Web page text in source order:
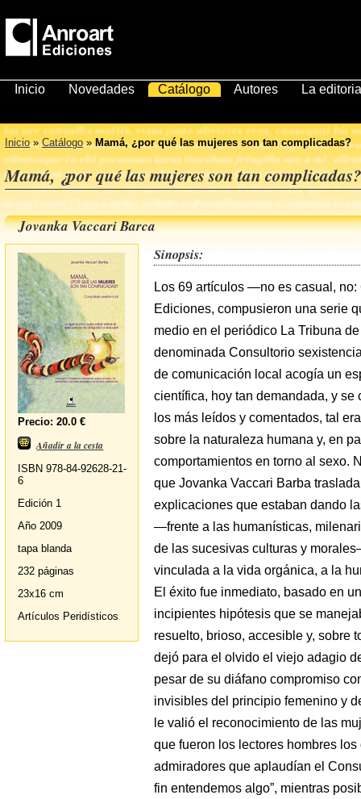
Inicio Novedades Catálogo Autores La
Inicio»Catálogo»Mamá, ¿por qué las mujeres son tan complicadas?
Mamá, ¿por qué las mujeres son tan complicadas?
Jovanka Vaccari Barca
Precio: 20.0 €
Añadir a la cesta
ISBN 978-84-92628-21-
6
Edición 1
Año 2009
tapa blanda
232 páginas
23x16 cm
Artículos Peridísticos
Sinopsis:
Los 69 artículos —no es casual,
Ediciones, compusieron una serie
medio en el periódico La Tribuna
denominada Consultorio
de comunicación local acogía un
científica, hoy tan demandada, y
los más leídos y comentados, tal
sobre la naturaleza humana y, en
comportamientos en torno al sexo.
que Jovanka Vaccari Barba
explicaciones que estaban dando
—frente a las humanísticas,
de las sucesivas culturas y
vinculada a la vida orgánica, a la
El éxito fue inmediato, basado en
incipientes hipótesis que se
resuelto, brioso, accesible y, sobre
dejó para el olvido el viejo adagio
pesar de su diáfano compromiso
invisibles del principio femenino y
le valió el reconocimiento de las
que fueron los lectores hombres
admiradores que aplaudían el
fin entendemos algo”, mientras